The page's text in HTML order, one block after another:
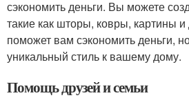
сэкономить деньги. Вы можете
такие как шторы, ковры, картины и
поможет вам сэкономить деньги,
уникальный стиль к вашему дому.
Помощь друзей и семьи